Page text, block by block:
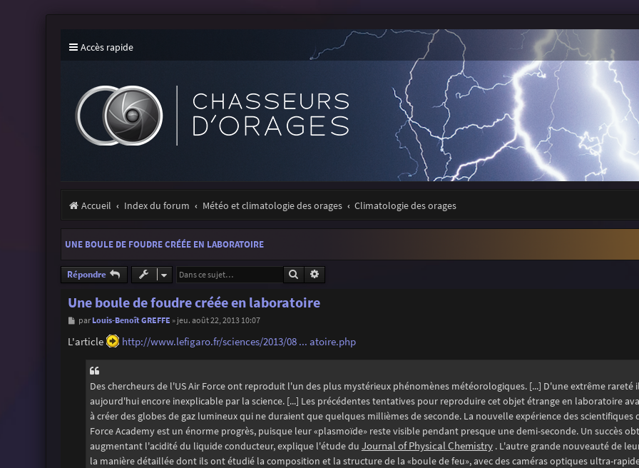
Accès rapide
Accueil Index du forum Météo et climatologie des orages Climatologie des orages
UNE BOULE DE FOUDRE CRÉÉE EN LABORATOIRE
Répondre Rechercher
Une boule de foudre créée en laboratoire
M
s
s
par Louis-Benoît GREFFE » jeu. août 22, 2013 10:07
L'article http://www.lefigaro.fr/sciences/2013/08 ... atoire.php
Des chercheurs de l'US Air Force ont reproduit l'un des plus mystérieux phénomènes météorologiques. [...] D'une extrême rareté
aujourd'hui encore inexplicable par la science. [...] Les précédentes tentatives pour reproduire cet objet étrange en laboratoire
à créer des globes de gaz lumineux qui ne duraient que quelques millièmes de seconde. La nouvelle expérience des scientifiques
Force Academy est un énorme progrès, puisque leur «plasmoïde» reste visible pendant presque une demi-seconde. Un succès
augmentant l'acidité du liquide conducteur, explique l'étude du Journal of Physical Chemistry. L'autre grande nouveauté de
la manière détaillée dont ils ont étudié la composition et la structure de la «boule de feu», avec des caméras optiques ultra-